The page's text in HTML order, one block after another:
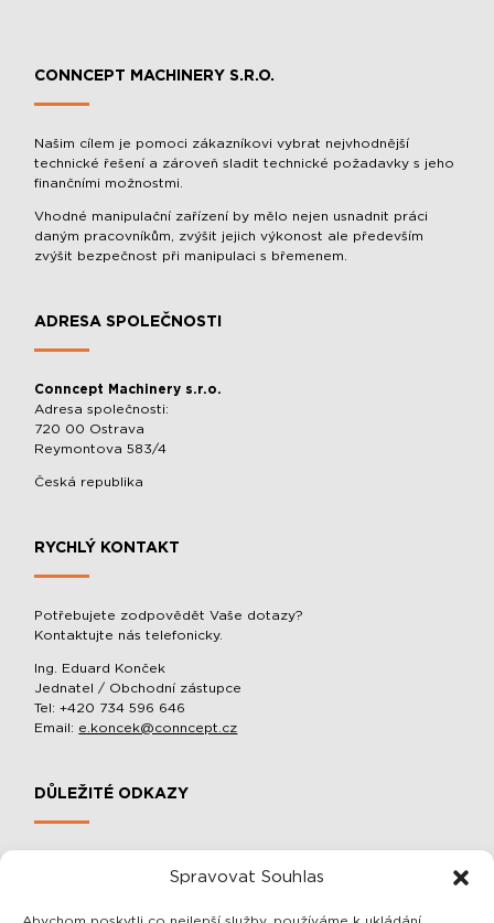
Spravovat Souhlas
CONNCEPT MACHINERY S.R.O.
Našim cílem je pomoci zákazníkovi vybrat nejvhodnější
technické řešení a zároveň sladit technické požadavky s jeho
finančními možnostmi.
Vhodné manipulační zařízení by mělo nejen usnadnit práci
daným pracovníkům, zvýšit jejich výkonost ale především
zvýšit bezpečnost při manipulaci s břemenem.
ADRESA SPOLEČNOSTI
Conncept Machinery s.r.o.
Adresa společnosti:
720 00 Ostrava
Reymontova 583/4
Česká republika
RYCHLÝ KONTAKT
Potřebujete zodpovědět Vaše dotazy?
Kontaktujte nás telefonicky.
Ing. Eduard Konček
Jednatel / Obchodní zástupce
Tel: +420 734 596 646
Email: e.koncek@conncept.cz
DŮLEŽITÉ ODKAZY
OCHRANA OSOBNÍCH ÚDAJŮ